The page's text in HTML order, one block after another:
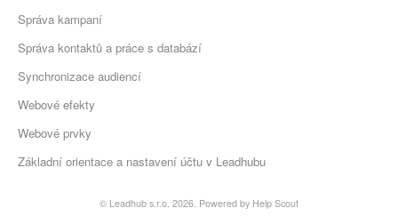
Správa kampaní
Správa kontaktů a práce s databází
Synchronizace audiencí
Webové efekty
Webové prvky
Základní orientace a nastavení účtu v Leadhubu
© Leadhub s.r.o. 2026. Powered by Help Scout